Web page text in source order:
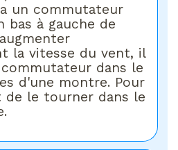
un commutateur
bas à gauche de
la vitesse du vent, il
dans le
d'une montre. Pour
le tourner dans le